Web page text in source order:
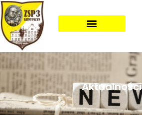
Aktualności